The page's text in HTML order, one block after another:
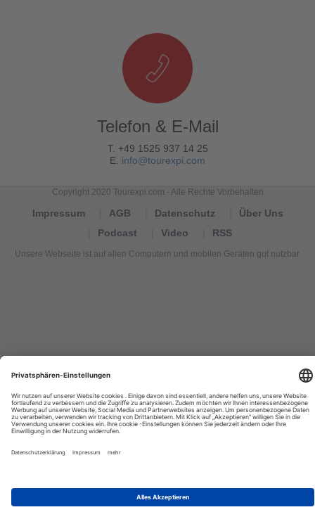
Telefon & E-Mail
T. +49 1525 937 14 25
E. info@tourexpi.com
Copyright 2020 Tourexpi.com - Alle Rechte Vorbehalten
Impressum AGB Datenschutz
Über Uns
Podcast
Video RSS
Unsere Webseite ist auf allen Computern und mobilen Geräten gut nutzbar.
turismo,
Tourismus
Nachrichten,
новости
туризма,
travel
international
tourism